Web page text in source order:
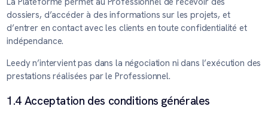
dossiers, d’accéder à des informations sur les projets, et
d’entrer en contact avec les clients en toute confidentialité et
indépendance.
Leedy n’intervient pas dans la négociation ni dans l’exécution des
prestations réalisées par le Professionnel.
1.4 Acceptation des conditions générales